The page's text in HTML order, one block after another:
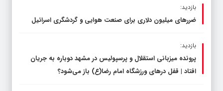
بازدید:
ضررهای میلیون دلاری برای صنعت هوایی و گردشگری اسرائیل
بازدید:
پرونده میزبانی استقلال و پرسپولیس در مشهد دوباره به جریان
افتاد | قفل در‌های ورزشگاه امام رضا(ع) باز می‌شود؟